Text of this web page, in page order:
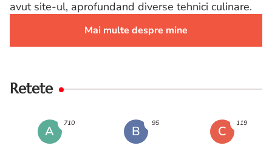
avut site-ul, aprofundand diverse tehnici culinare.
Mai multe despre mine
Retete
A
710
B
95
C
119